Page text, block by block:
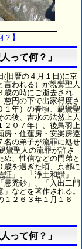
】
って何？」
(旧暦の４月１日)に京
われる）が親鸞聖人
歳の時にご逝去され
慈円の下で出家得度さ
１年）の春頃、親鸞聖
の後、吉水の法然上人
２０７年）、後鳥羽上
房・住蓮房・安楽房遵
名の弟子が流罪に処せ
鸞聖人の流罪が許さ
、性信などの門弟と
歳を過ぎた頃、京都に
」、「浄土和讃」、
愚禿鈔」、「入出二門
などを著作される。
１２６３年１月１６
って何？」